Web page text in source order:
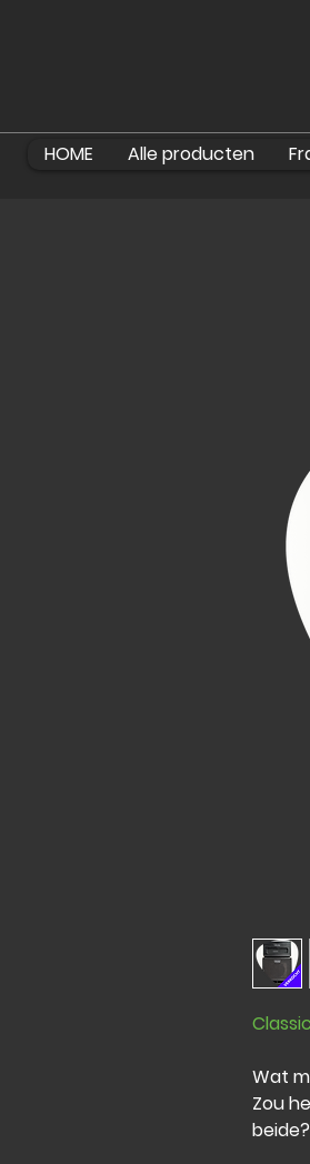
HOME Alle producten
Wat
Zou
beide?